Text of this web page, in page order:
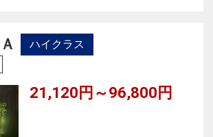
ハイクラス
21,120円～96,800円